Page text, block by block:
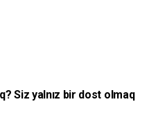
Siz yalnız bir dost olmaq